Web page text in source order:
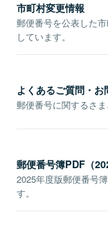
市町村変更情報
郵便番号を公表した
しています。
よくあるご質問・お
郵便番号に関するさ
郵便番号簿PDF（
2025年度版郵便番号
す。